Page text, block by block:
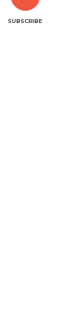
SUBSCRIBE